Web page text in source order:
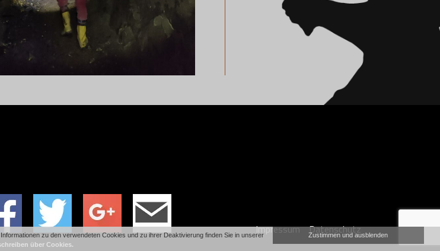
Impressum Datenschutz
zu den verwendeten Cookies und zu ihrer Deaktivierung finden Sie in unserer
über Cookies.
Zustimmen und ausblenden